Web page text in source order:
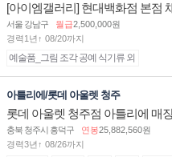
[아이엠갤러리] 현대백화점 본점
서울 강남구 월급2,500,000원
경력1년↑ 08/20까지
예술품_그림 조각 공예 식기류 외
아틀리에/롯데 아울렛 청주
롯데 아울렛 청주점 아틀리에 매
충북 청주시 흥덕구 연봉25,882,560원
경력3년↑ 08/26까지